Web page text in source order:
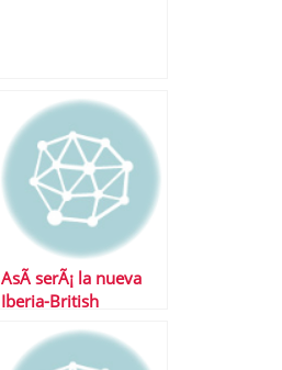
AsÃ­ serÃ¡ la nueva
Iberia-British